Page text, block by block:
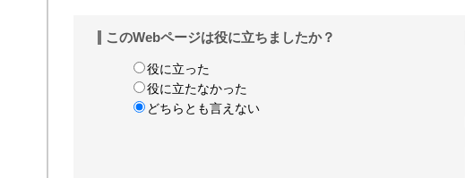
このWebページは役に立ちましたか？
役に立った
役に立たなかった
どちらとも言えない